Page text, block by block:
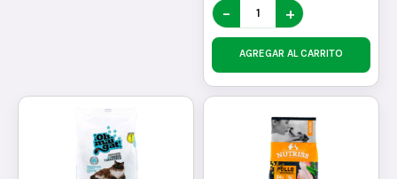
− +
AGREGAR AL CARRITO